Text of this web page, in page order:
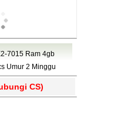
7015 Ram 4gb
Umur 2 Minggu
CS)